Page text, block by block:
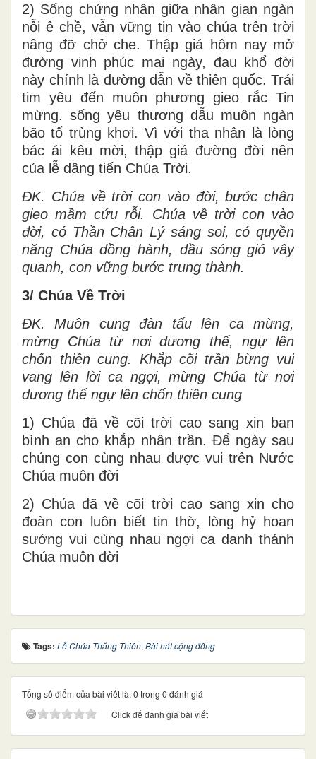
2) Sống chứng nhân giữa nhân gian ngàn
nỗi ê chề, vẫn vững tin vào chúa trên trời
nâng đỡ chở che. Thập giá hôm nay mở
đường vinh phúc mai ngày, đau khổ đời
này chính là đường dẫn về thiên quốc. Trái
tim yêu đến muôn phương gieo rắc Tin
mừng. sống yêu thương dẫu muôn ngàn
bão tố trùng khơi. Vì với tha nhân là lòng
bác ái kêu mời, thập giá đường đời nên
của lễ dâng tiến Chúa Trời.
ĐK. Chúa về trời con vào đời, bước chân
gieo mầm cứu rỗi. Chúa về trời con vào
đời, có Thần Chân Lý sáng soi, có quyền
năng Chúa dồng hành, dầu sóng gió vây
quanh, con vững bước trung thành.
3/ Chúa Về Trời
ĐK. Muôn cung đàn tấu lên ca mừng,
mừng Chúa từ nơi dương thế, ngự lên
chốn thiên cung. Khắp cõi trần bừng vui
vang lên lời ca ngợi, mừng Chúa từ nơi
dương thế ngự lên chốn thiên cung
1) Chúa đã về cõi trời cao sang xin ban
bình an cho khắp nhân trần. Để ngày sau
chúng con cùng nhau được vui trên Nước
Chúa muôn đời
2) Chúa đã về cõi trời cao sang xin cho
đoàn con luôn biết tin thờ, lòng hỷ hoan
sướng vui cùng nhau ngợi ca danh thánh
Chúa muôn đời
Tags: Lễ Chúa Thăng Thiên, Bài hát cộng đồng
Tổng số điểm của bài viết là: 0 trong 0 đánh giá
Click để đánh giá bài viết